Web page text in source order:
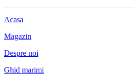
Acasa
Magazin
Despre noi
Ghid marimi